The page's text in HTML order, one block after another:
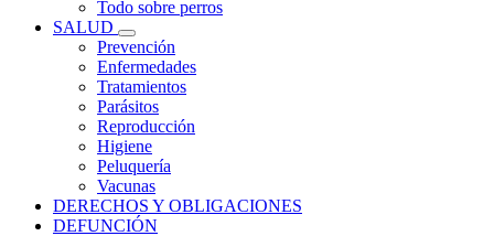
Todo sobre perros
SALUD
Prevención
Enfermedades
Tratamientos
Parásitos
Reproducción
Higiene
Peluquería
Vacunas
DERECHOS Y OBLIGACIONES
DEFUNCIÓN